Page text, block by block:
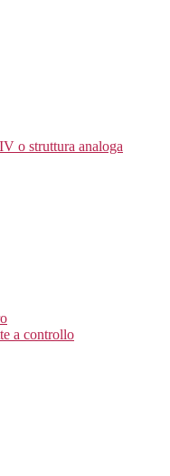
o struttura analoga
a controllo